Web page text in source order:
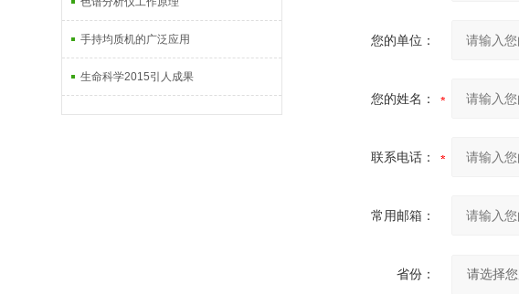
手持均质机的广泛应用
生命科学2015引人成果
您的单位：
您的姓名：
联系电话：
常用邮箱：
省份：